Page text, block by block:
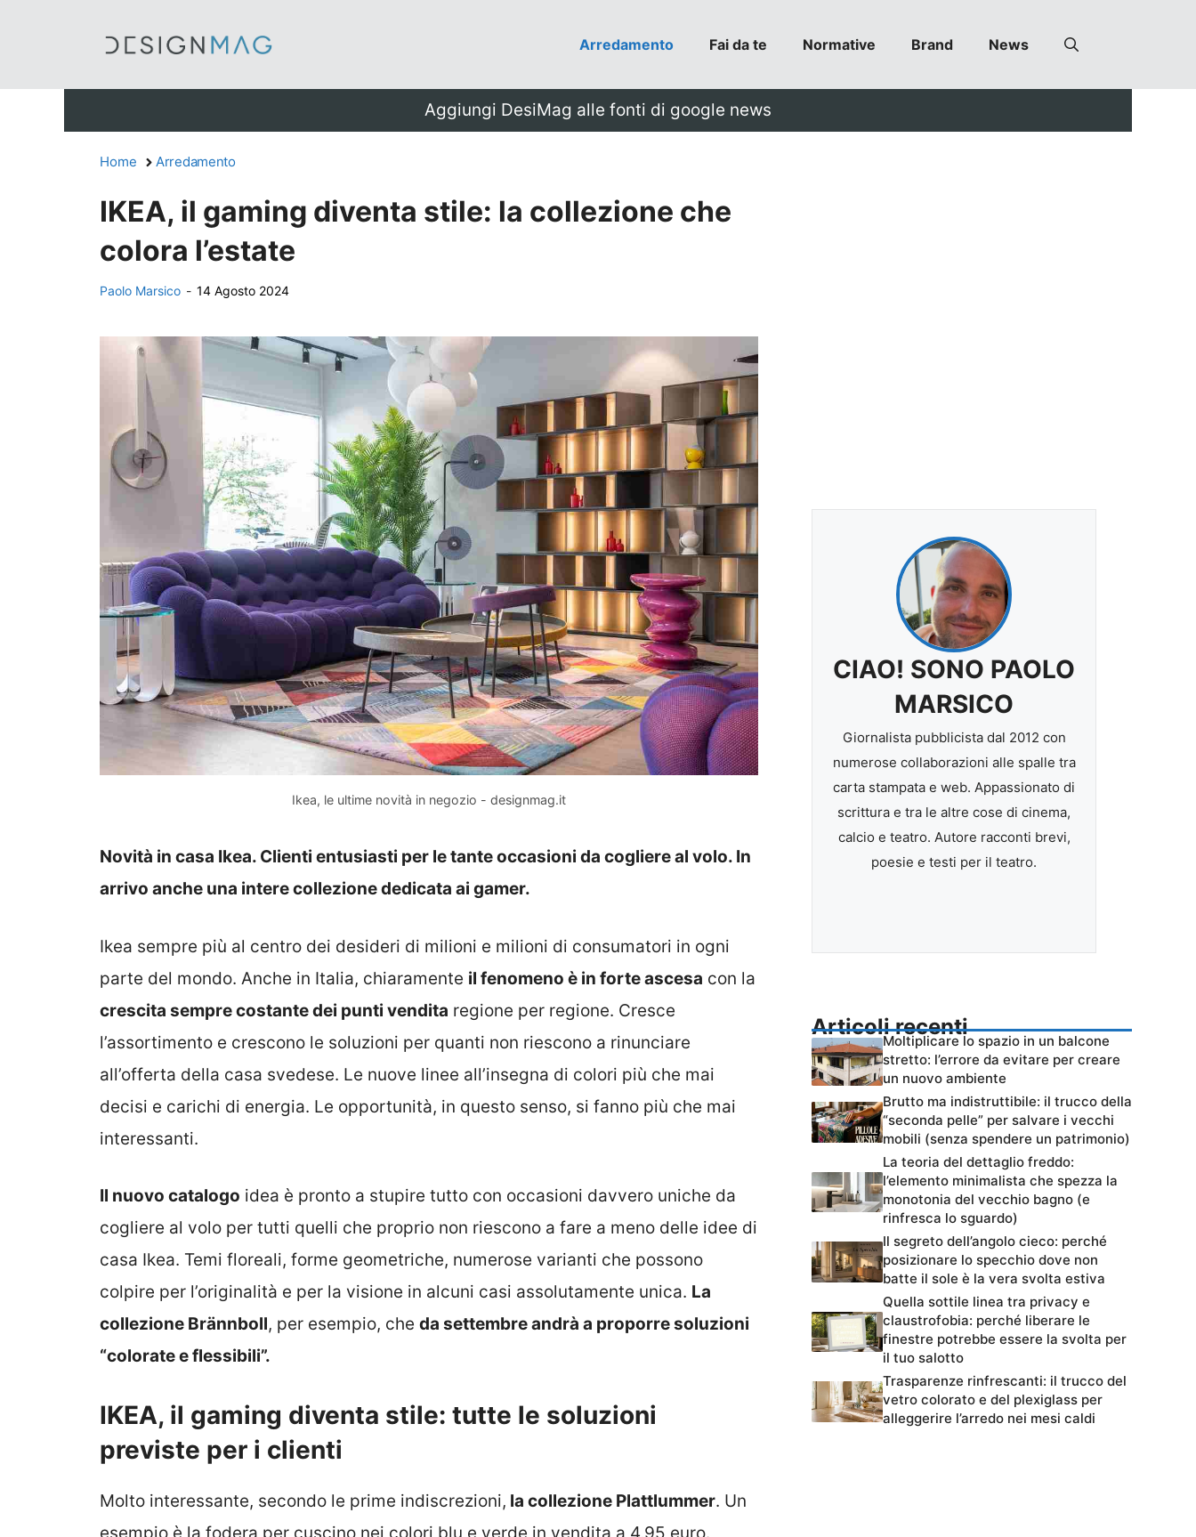
Arredamento Fai da te Normative Brand News
Aggiungi DesiMag alle fonti di google news
Home Arredamento
IKEA, il gaming diventa stile: la collezione che
colora l’estate
Paolo Marsico - 14 Agosto 2024
Ikea, le ultime novità in negozio - designmag.it
Novità in casa Ikea. Clienti entusiasti per le tante occasioni da cogliere al volo. In
arrivo anche una intere collezione dedicata ai gamer.
Ikea sempre più al centro dei desideri di milioni e milioni di consumatori in ogni
parte del mondo. Anche in Italia, chiaramente il fenomeno è in forte ascesa con la
crescita sempre costante dei punti vendita regione per regione. Cresce
l’assortimento e crescono le soluzioni per quanti non riescono a rinunciare
all’offerta della casa svedese. Le nuove linee all’insegna di colori più che mai
decisi e carichi di energia. Le opportunità, in questo senso, si fanno più che mai
interessanti.
Il nuovo catalogo idea è pronto a stupire tutto con occasioni davvero uniche da
cogliere al volo per tutti quelli che proprio non riescono a fare a meno delle idee di
casa Ikea. Temi floreali, forme geometriche, numerose varianti che possono
colpire per l’originalità e per la visione in alcuni casi assolutamente unica. La
collezione Brännboll, per esempio, che da settembre andrà a proporre soluzioni
“colorate e flessibili”.
IKEA, il gaming diventa stile: tutte le soluzioni
previste per i clienti
Molto interessante, secondo le prime indiscrezioni, la collezione Plattlummer. Un
esempio è la fodera per cuscino nei colori blu e verde in vendita a 4,95 euro.
CIAO! SONO PAOLO
MARSICO
Giornalista pubblicista dal 2012 con
numerose collaborazioni alle spalle tra
carta stampata e web. Appassionato di
scrittura e tra le altre cose di cinema,
calcio e teatro. Autore racconti brevi,
poesie e testi per il teatro.
Articoli recenti
Moltiplicare lo spazio in un balcone
stretto: l’errore da evitare per creare
un nuovo ambiente
Brutto ma indistruttibile: il trucco della
“seconda pelle” per salvare i vecchi
mobili (senza spendere un patrimonio)
La teoria del dettaglio freddo:
l’elemento minimalista che spezza la
monotonia del vecchio bagno (e
rinfresca lo sguardo)
Il segreto dell’angolo cieco: perché
posizionare lo specchio dove non
batte il sole è la vera svolta estiva
Quella sottile linea tra privacy e
claustrofobia: perché liberare le
finestre potrebbe essere la svolta per
il tuo salotto
Trasparenze rinfrescanti: il trucco del
vetro colorato e del plexiglass per
alleggerire l’arredo nei mesi caldi